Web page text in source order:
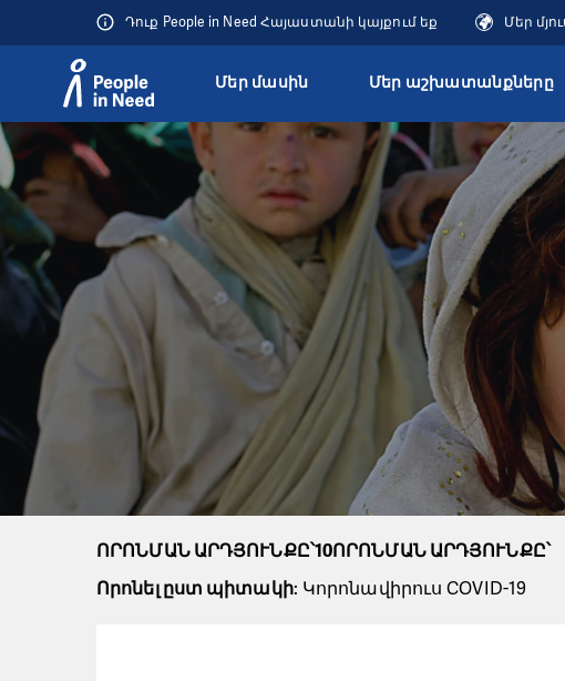
Přeskočit na obsah
Դուք People in Need Հայաստանի կայքում եք Մեր
Մեր մասին Մեր աշխատանքները
ՈՐՈՆՄԱՆ ԱՐԴՅՈՒՆՔԸ՝10ՈՐՈՆՄԱՆ ԱՐԴՅՈՒՆՔԸ՝
Որոնել ըստ պիտակի: Կորոնավիրուս COVID-19